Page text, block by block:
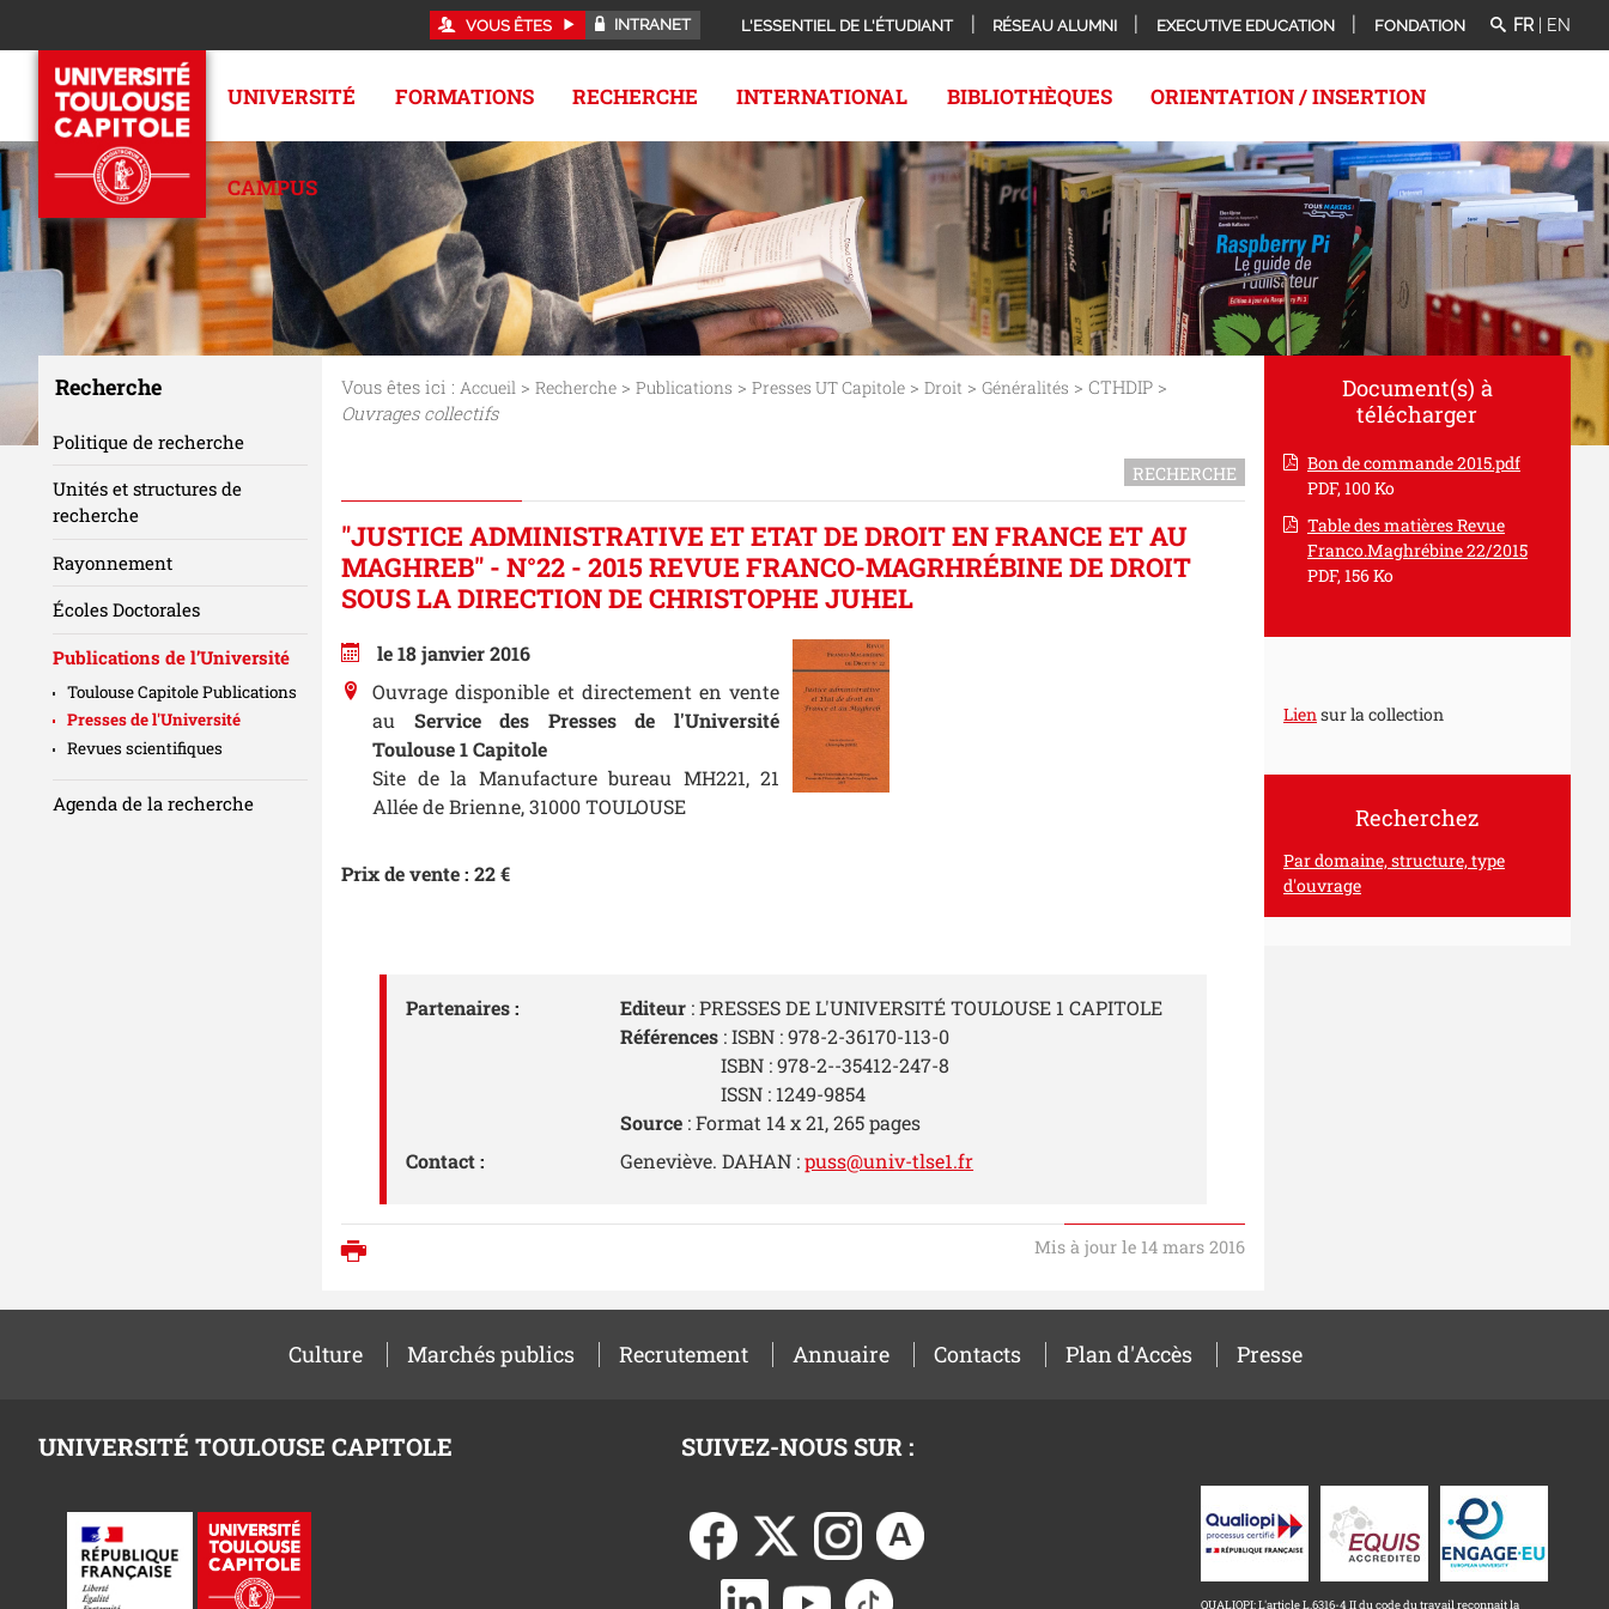
VOUS ÊTES INTRANET L'ESSENTIEL DE L'ÉTUDIANT RÉSEAU ALUMNI EXECUTIVE EDUCATION FONDATION FR EN
UNIVERSITÉ FORMATIONS RECHERCHE INTERNATIONAL BIBLIOTHÈQUES ORIENTATION / INSERTION
CAMPUS
Vous êtes ici : Accueil> Recherche> Publications > Presses UT Capitole> Droit> Généralités > CTHDIP >
Ouvrages collectifs
RECHERCHE
"JUSTICE ADMINISTRATIVE ET ETAT DE DROIT EN FRANCE ET AU
MAGHREB" - N°22 - 2015 REVUE FRANCO-MAGRHRÉBINE DE DROIT
SOUS LA DIRECTION DE CHRISTOPHE JUHEL
le 18 janvier 2016
Ouvrage disponible et directement en vente
au Service des Presses de l'Université
Toulouse 1 Capitole
Site de la Manufacture bureau MH221, 21
Allée de Brienne, 31000 TOULOUSE
Prix de vente : 22 €
Partenaires : Editeur : PRESSES DE L'UNIVERSITÉ TOULOUSE 1 CAPITOLE
Références : ISBN : 978-2-36170-113-0
ISBN : 978-2--35412-247-8
ISSN : 1249-9854
Source : Format 14 x 21, 265 pages
Contact :
Geneviève. DAHAN :puss@univ-tlse1.fr
Mis à jour le 14 mars 2016
Document(s) à
télécharger
Bon de commande 2015.pdf
PDF, 100 Ko
Table des matières Revue
Franco.Maghrébine 22/2015
PDF, 156 Ko
Lien sur la collection
Recherchez
Par domaine, structure, type
d'ouvrage
Recherche
Politique de recherche
Unités et structures de
recherche
Rayonnement
Écoles Doctorales
Publications de l’Université
Toulouse Capitole Publications
Presses de l'Université
Revues scientifiques
Agenda de la recherche
Culture Marchés publics Recrutement Annuaire Contacts Plan d'Accès Presse
UNIVERSITÉ TOULOUSE CAPITOLE SUIVEZ-NOUS SUR :
QUALIOPI: L'article L.6316-4 II du code du travail reconnait la